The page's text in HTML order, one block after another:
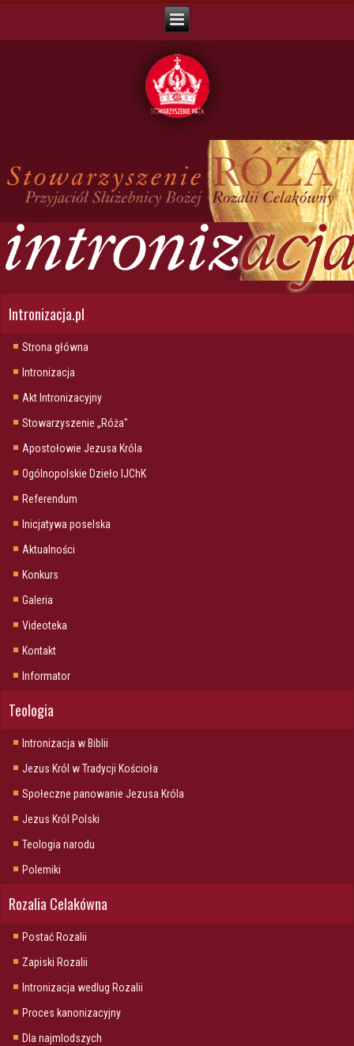
Intronizacja.pl
Strona główna
Intronizacja
Akt Intronizacyjny
Stowarzyszenie „Róża"
Apostołowie Jezusa Króla
Ogólnopolskie Dzieło IJChK
Referendum
Inicjatywa poselska
Aktualności
Konkurs
Galeria
Videoteka
Kontakt
Informator
Teologia
Intronizacja w Biblii
Jezus Król w Tradycji Kościoła
Społeczne panowanie Jezusa Króla
Jezus Król Polski
Teologia narodu
Polemiki
Rozalia Celakówna
Postać Rozalii
Zapiski Rozalii
Intronizacja wedlug Rozalii
Proces kanonizacyjny
Dla najmlodszych